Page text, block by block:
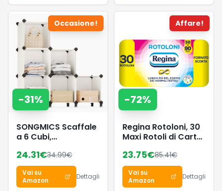
Occasione!
-31%
SONGMICS Scaffale
a 6 Cubi,
Modulare,
Portaoggetti in
Plastica con Piedini,
Scarpiera, Cubo 30
24.31€34.99€
Vai su
Amazon
Dettagli
Affare!
-72%
Regina Rotoloni, 30
Maxi Rotoli di Carta
23.75€85.41€
Vai su
Amazon
Dettagli